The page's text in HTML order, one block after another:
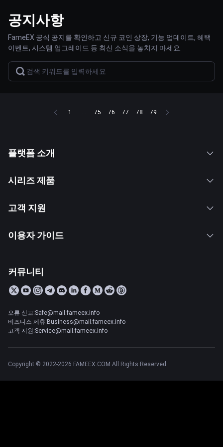
공지사항
FameEX 공식 공지를 확인하고 신규 코인 상장, 기능 업데이트, 혜택
이벤트, 시스템 업그레이드 등 최신 소식을 놓치지 마세요.
1 ... 75 76 77 78 79
플랫폼 소개
시리즈 제품
고객 지원
이용자 가이드
커뮤니티
오류 신고:Safe@mail.fameex.info
비즈니스 제휴:Business@mail.fameex.info
고객 지원:Service@mail.fameex.info
Copyright © 2022-2026 FAMEEX.COM All Rights Reserved